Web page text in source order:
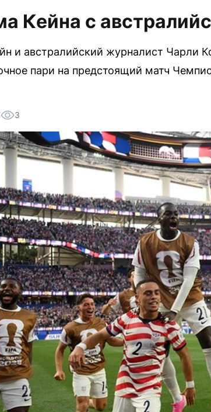
Кейна с
и австралийский журналист Чарли
пари на предстоящий матч
3